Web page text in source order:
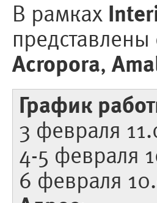
В рамках
Acropora,
График
3 февраля
4-5 февраля
6 февраля